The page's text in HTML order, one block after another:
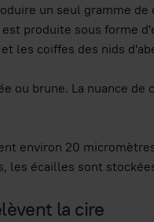
un seul gramme
produite sous forme
les coiffes des nids
ou brune. La nuance
environ 20
les écailles sont
la cire